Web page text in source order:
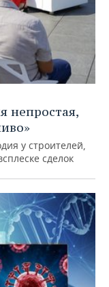
непростая,
у строителей,
сделок